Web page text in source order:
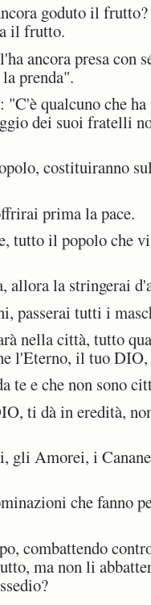
goduto il
il frutto.
ancora presa con
prenda".
qualcuno che
dei suoi fratelli
costituiranno
prima la pace.
tutto il popolo che
allora la stringerai
passerai tutti i
nella città, tutto
l'Eterno, il tuo
te e che non sono
ti dà in eredità,
gli Amorei, i
che fanno
combattendo
ma non li